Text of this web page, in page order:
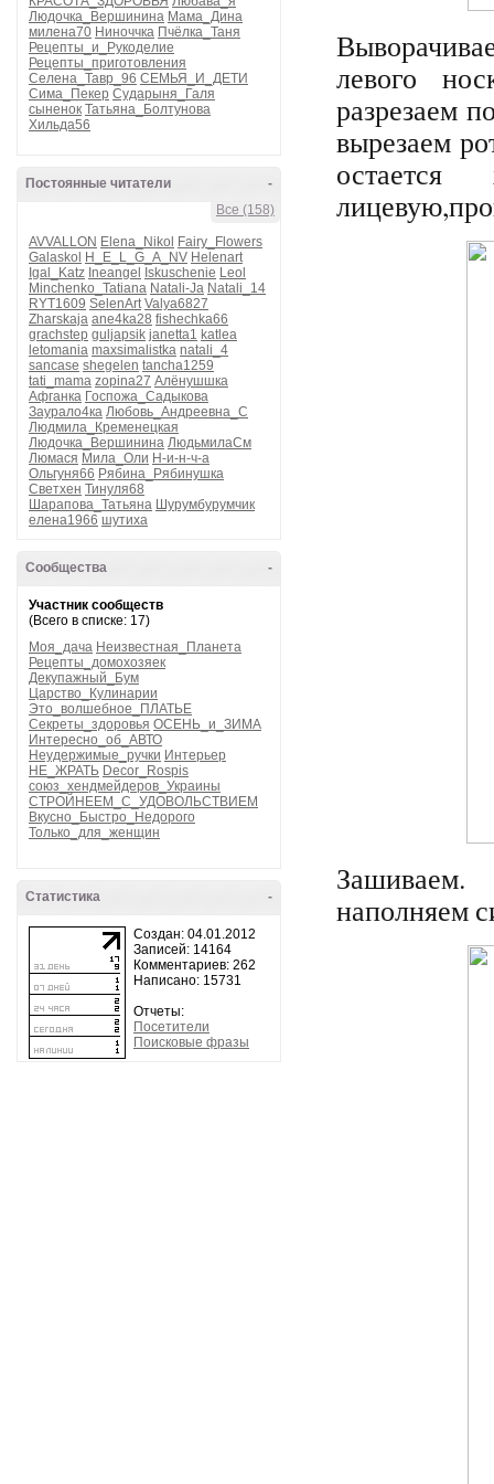
Людочка_Вершинина Мама_Дина
милена70 Ниноччка Пчёлка_Таня
Рецепты_и_Рукоделие
Рецепты_приготовления
Селена_Тавр_96 СЕМЬЯ_И_ДЕТИ
Сима_Пекер Сударыня_Галя
сыненок Татьяна_Болтунова
Хильда56
-
Постоянные читатели
Все (158)
AVVALLON Elena_Nikol
Fairy_Flowers
Galaskol
H_E_L_G_A_NV Helenart
Igal_Katz Ineangel Iskuschenie Leol
Minchenko_Tatiana Natali-Ja Natali_14
RYT1609 SelenArt Valya6827
Zharskaja ane4ka28 fishechka66
grachstep guljapsik janetta1 katlea
letomania maxsimalistka natali_4
sancase shegelen tancha1259
tati_mama zopina27 Алёнушшка
Афганка Госпожа_Садыкова
Заурало4ка Любовь_Андреевна_С
Людмила_Кременецкая
Людочка_Вершинина ЛюдьмилаСм
Люмася Мила_Оли Н-и-н-ч-а
Ольгуня66 Рябина_Рябинушка
Светхен Тинуля68
Шарапова_Татьяна Шурумбурумчик
елена1966 шутиха
-
Сообщества
Участник сообществ
(Всего в списке: 17)
Моя_дача Неизвестная_Планета
Рецепты_домохозяек
Декупажный_Бум
Царство_Кулинарии
Это_волшебное_ПЛАТЬЕ
Секреты_здоровья ОСЕНЬ_и_ЗИМА
Интересно_об_АВТО
Неудержимые_ручки Интерьер
НЕ_ЖРАТЬ Decor_Rospis
союз_хендмейдеров_Украины
СТРОЙНЕЕМ_С_УДОВОЛЬСТВИЕМ
Вкусно_Быстро_Недорого
Только_для_женщин
-
Статистика
Создан: 04.01.2012
Записей: 14164
Комментариев: 262
Написано: 15731
Отчеты:
Посетители
Поисковые фразы
левого
разрезаем
вырезаем
наполняем